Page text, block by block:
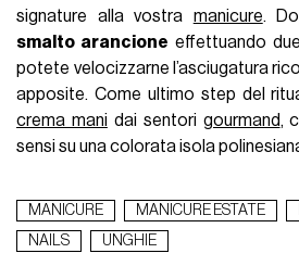
signature alla vostra manicure.
smalto arancione effettuando
potete velocizzarne l’asciugatura
apposite. Come ultimo step del
crema mani dai sentori gourmand,
sensi su una colorata isola
MANICURE MANICURE ESTATE
NAILS
UNGHIE